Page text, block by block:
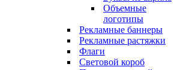
Объемные
логотипы
Рекламные баннеры
Рекламные растяжки
Флаги
Световой короб